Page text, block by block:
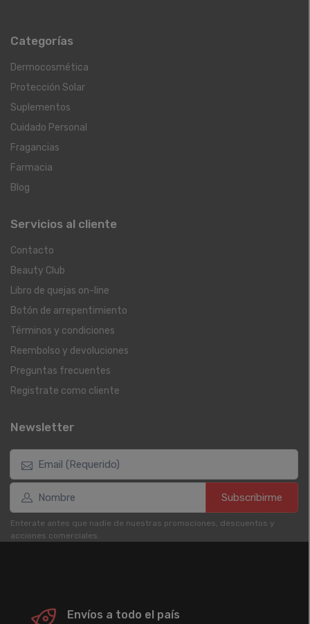
Categorías
Dermocosmética
Protección Solar
Suplementos
Cuidado Personal
Fragancias
Farmacia
Blog
Servicios al cliente
Contacto
Beauty Club
Libro de quejas on-line
Botón de arrepentimiento
Términos y condiciones
Reembolso y devoluciones
Preguntas frecuentes
Registrate como cliente
Newsletter
Subscribirme
Enterate antes que nadie de nuestras promociones, descuentos y
acciones comerciales.
Envíos a todo el país